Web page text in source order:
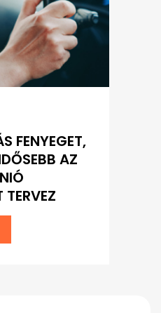
FENYEGET,
AZ